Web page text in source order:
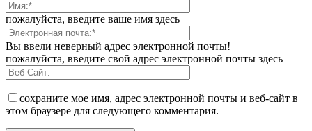
пожалуйста, введите ваше имя здесь
Вы ввели неверный адрес электронной почты!
пожалуйста, введите свой адрес электронной почты здесь
сохраните мое имя, адрес электронной почты и веб-сайт в
этом браузере для следующего комментария.